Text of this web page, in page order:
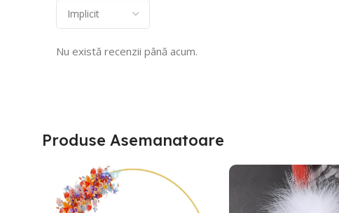
Nu există recenzii până acum.
Produse Asemanatoare